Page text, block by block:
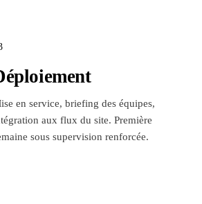
en service, briefing des équipes,
aux flux du site. Première
sous supervision renforcée.